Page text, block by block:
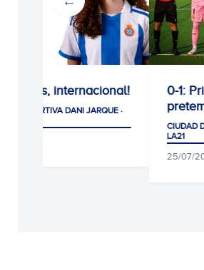
0-1: Primer test de
pretemporada superado
CIUDAD DEPORTIVA DANI JARQUE ·